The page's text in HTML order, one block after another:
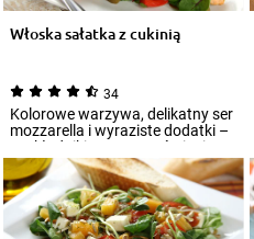
Włoska sałatka z cukinią
34
Kolorowe warzywa, delikatny ser
mozzarella i wyraziste dodatki –
te składniki tworzą wyśmienitą
w...